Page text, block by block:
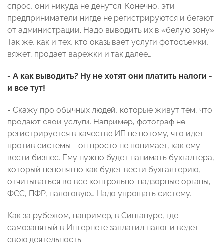
спрос, они никуда не денутся. Конечно, эти
предприниматели нигде не регистрируются и бегают
от администрации. Надо выводить их в «белую зону».
Так же, как и тех, кто оказывает услуги фотосъемки,
вяжет, продает варежки и так далее…
- А как выводить? Ну не хотят они платить налоги -
и все тут!
- Скажу про обычных людей, которые живут тем, что
продают свои услуги. Например, фотограф не
регистрируется в качестве ИП не потому, что идет
против системы - он просто не понимает, как ему
вести бизнес. Ему нужно будет нанимать бухгалтера,
который непонятно как будет вести бухгалтерию,
отчитываться во все контрольно-надзорные органы,
ФСС, ПФР, налоговую… Надо упрощать систему.
Как за рубежом, например, в Сингапуре, где
самозанятый в Интернете заплатил налог и ведет
свою деятельность.